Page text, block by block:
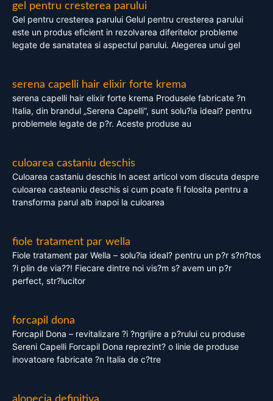
gel pentru cresterea parului
Gel pentru cresterea parului Gelul pentru cresterea parului
este un produs eficient in rezolvarea diferitelor probleme
legate de sanatatea si aspectul parului. Alegerea unui gel
serena capelli hair elixir forte krema
serena capelli hair elixir forte krema Produsele fabricate ?n
Italia, din brandul „Serena Capelli”, sunt solu?ia ideal? pentru
problemele legate de p?r. Aceste produse au
culoarea castaniu deschis
Culoarea castaniu deschis In acest articol vom discuta despre
culoarea casteaniu deschis si cum poate fi folosita pentru a
transforma parul alb inapoi la culoarea
fiole tratament par wella
Fiole tratament par Wella – solu?ia ideal? pentru un p?r s?n?tos
?i plin de via??! Fiecare dintre noi vis?m s? avem un p?r
perfect, str?lucitor
forcapil dona
Forcapil Dona – revitalizare ?i ?ngrijire a p?rului cu produse
Sereni Capelli Forcapil Dona reprezint? o linie de produse
inovatoare fabricate ?n Italia de c?tre